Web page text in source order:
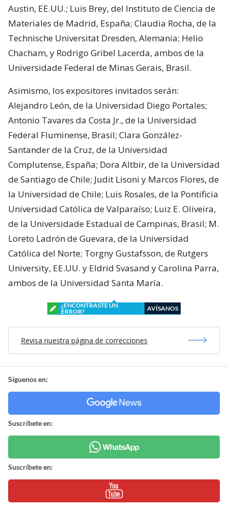
Austin, EE.UU.; Luis Brey, del Instituto de Ciencia de
Materiales de Madrid, España; Claudia Rocha, de la
Technische Universitat Dresden, Alemania; Helio
Chacham, y Rodrigo Gribel Lacerda, ambos de la
Universidade Federal de Minas Gerais, Brasil.
Asimismo, los expositores invitados serán:
Alejandro León, de la Universidad Diego Portales;
Antonio Tavares da Costa Jr., de la Universidad
Federal Fluminense, Brasil; Clara González-
Santander de la Cruz, de la Universidad
Complutense, España; Dora Altbir, de la Universidad
de Santiago de Chile; Judit Lisoni y Marcos Flores, de
la Universidad de Chile; Luis Rosales, de la Pontificia
Universidad Católica de Valparaíso; Luiz E. Oliveira,
de la Universidade Estadual de Campinas, Brasil; M.
Loreto Ladrón de Guevara, de la Universidad
Católica del Norte; Torgny Gustafsson, de Rutgers
University, EE.UU. y Eldrid Svasand y Carolina Parra,
ambos de la Universidad Santa María.
¿ENCONTRASTE UN
ERROR?
AVÍSANOS
Revisa nuestra página de correcciones
Síguenos en:
Suscríbete en:
Suscríbete en: